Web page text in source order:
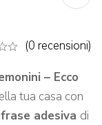
(0 recensioni)
– Ecco
tua casa con
frase adesiva di